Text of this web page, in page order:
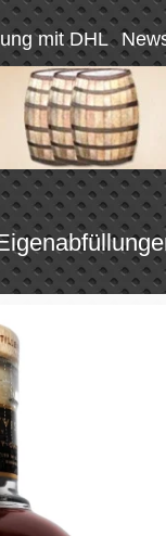
mit DHL